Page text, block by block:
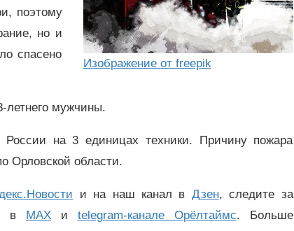
Изображение от freepik
поэтому
но и
спасено
летнего мужчины.
на 3 единицах техники. Причину пожара
Орловской области.
и на наш канал в Дзен, следите за
в MAXи telegram-канале Орёлтаймс. Больше